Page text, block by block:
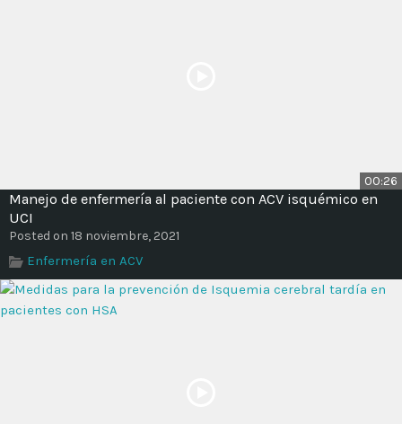
00:26
Manejo de enfermería al paciente con ACV isquémico en
UCI
Posted on 18 noviembre, 2021
Enfermería en ACV